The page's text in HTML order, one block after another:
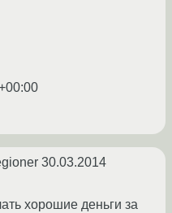
30.03.2014
хорошие деньги за